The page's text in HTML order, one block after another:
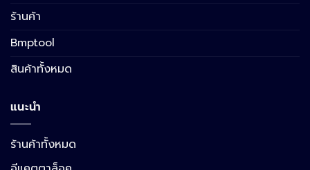
ร้านค้า
Bmptool
สินค้าทั้งหมด
แนะนำ
ร้านค้าทั้งหมด